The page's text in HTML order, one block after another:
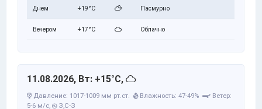
Днем +19°C Пасмурно
Вечером +17°C Облачно
11.08.2026, Вт: +15°C,
Давление: 1017-1009 мм рт.ст. Влажность: 47-49%
Ветер:
5-6 м/с, З,С-З